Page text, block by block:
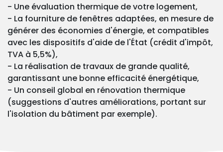
- Une évaluation thermique de votre logement,
- La fourniture de fenêtres adaptées, en mesure de
générer des économies d'énergie, et compatibles
avec les dispositifs d'aide de l'État (crédit d'impôt,
TVA à 5,5%),
- La réalisation de travaux de grande qualité,
garantissant une bonne efficacité énergétique,
- Un conseil global en rénovation thermique
(suggestions d'autres améliorations, portant sur
l'isolation du bâtiment par exemple).